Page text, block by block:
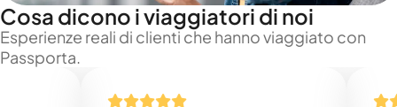
Cosa dicono i viaggiatori di noi
Esperienze reali di clienti che hanno viaggiato con
Passporta.